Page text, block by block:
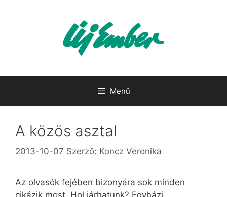
Menü
A közös asztal
2013-10-07 Szerző: Koncz Veronika
Az olvasók fejében bizonyára sok minden